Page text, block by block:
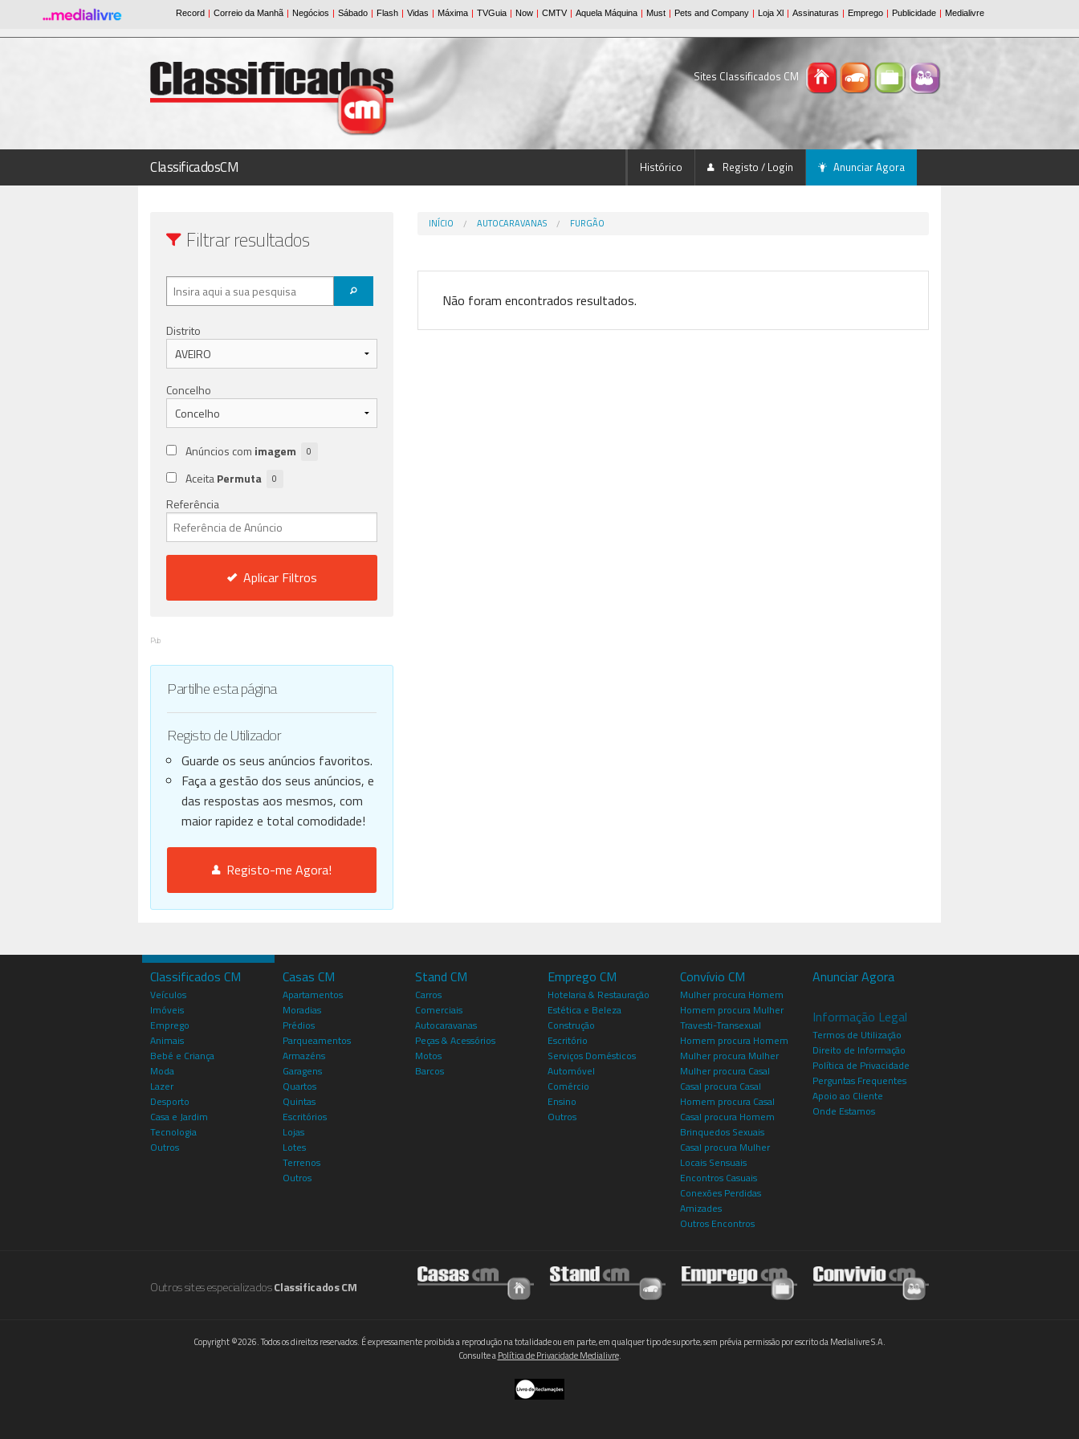
Sites Classificados CM
ClassificadosCM Histórico Registo / Login Anunciar Agora
INÍCIO AUTOCARAVANAS FURGÃO
Não foram encontrados resultados.
Filtrar resultados
Distrito
Concelho
Anúncios com imagem 0
AceitaPermuta 0
Referência
Aplicar Filtros
Pub
Partilhe esta página
Registo de Utilizador
Guarde os seus anúncios favoritos.
Faça a gestão dos seus anúncios, e
das respostas aos mesmos, com
maior rapidez e total comodidade!
Registo-me Agora!
Classificados CM
Veículos
Imóveis
Emprego
Animais
Bebé e Criança
Moda
Lazer
Desporto
Casa e Jardim
Tecnologia
Outros
Casas CM
Apartamentos
Moradias
Prédios
Parqueamentos
Armazéns
Garagens
Quartos
Quintas
Escritórios
Lojas
Lotes
Terrenos
Outros
Stand CM
Carros
Comerciais
Autocaravanas
Peças & Acessórios
Motos
Barcos
Emprego CM
Hotelaria & Restauração
Estética e Beleza
Construção
Escritório
Serviços Domésticos
Automóvel
Comércio
Ensino
Outros
Convívio CM
Mulher procura Homem
Homem procura Mulher
Travesti-Transexual
Homem procura Homem
Mulher procura Mulher
Mulher procura Casal
Casal procura Casal
Homem procura Casal
Casal procura Homem
Brinquedos Sexuais
Casal procura Mulher
Locais Sensuais
Encontros Casuais
Conexões Perdidas
Amizades
Outros Encontros
Anunciar Agora
Informação Legal
Termos de Utilização
Direito de Informação
Política de Privacidade
Perguntas Frequentes
Apoio ao Cliente
Onde Estamos
Outros sites especializadosClassificados CM
Copyright ©2026. Todos os direitos reservados. É expressamente proibida a reprodução na totalidade ou em parte, em qualquer tipo de suporte, sem prévia permissão por escrito da Medialivre S.A.
Consulte aPolítica de Privacidade Medialivre.